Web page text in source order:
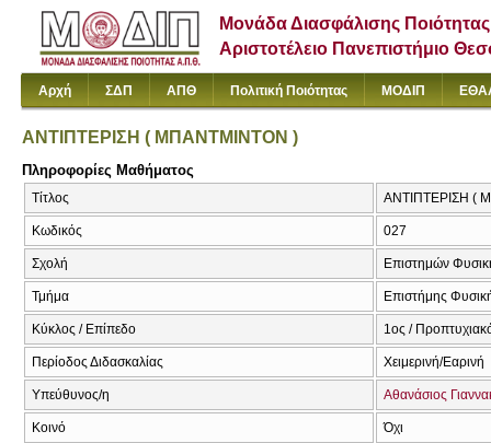
Μονάδα Διασφάλισης Ποιότητας
Αριστοτέλειο Πανεπιστήμιο
Αρχή ΣΔΠ ΑΠΘ Πολιτική Ποιότητας ΜΟΔΙΠ
ΑΝΤΙΠΤΕΡΙΣΗ ( ΜΠΑΝΤΜΙΝΤΟΝ )
Πληροφορίες Μαθήματος
Τίτλος ΑΝΤΙΠΤΕΡΙΣΗ (
Κωδικός 027
Σχολή Επιστημών
Τμήμα Επιστήμης
Κύκλος / Επίπεδο 1ος /
Περίοδος Διδασκαλίας Χειμερινή/Εαρινή
Υπεύθυνος/η Αθανάσιος
Κοινό Όχι